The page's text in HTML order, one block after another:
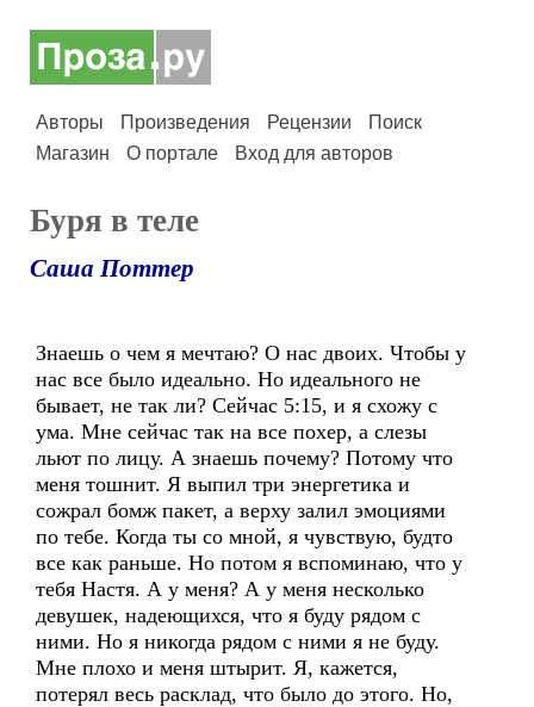
Авторы Произведения Рецензии
Поиск
Магазин
О портале Вход для авторов
Буря в теле
Саша Поттер
Знаешь о чем я мечтаю? О нас двоих. Чтобы у
нас все было идеально. Но идеального не
бывает, не так ли? Сейчас 5:15, и я схожу с
ума. Мне сейчас так на все похер, а слезы
льют по лицу. А знаешь почему? Потому что
меня тошнит. Я выпил три энергетика и
сожрал бомж пакет, а верху залил эмоциями
по тебе. Когда ты со мной, я чувствую, будто
все как раньше. Но потом я вспоминаю, что у
тебя Настя. А у меня? А у меня несколько
девушек, надеющихся, что я буду рядом с
ними. Но я никогда рядом с ними я не буду.
Мне плохо и меня штырит. Я, кажется,
потерял весь расклад, что было до этого. Но,